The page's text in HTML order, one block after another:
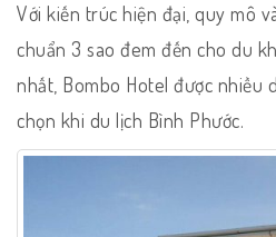
Với kiến trúc hiện đại, quy mô
chuẩn 3 sao đem đến cho du
nhất, Bombo Hotel được nhiều
chọn khi du lịch Bình Phước.